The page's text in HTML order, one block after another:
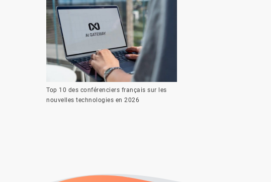
Top 10 des conférenciers français sur les
nouvelles technologies en 2026